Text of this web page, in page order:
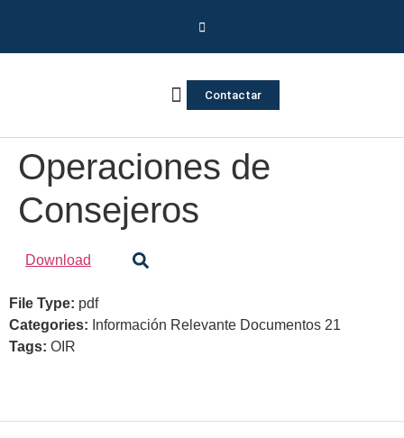
Contactar
Operaciones de
Consejeros
Download
File Type: pdf
Categories: Información Relevante Documentos 21
Tags: OIR